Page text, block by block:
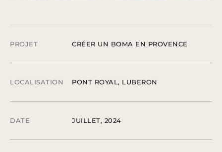
PROJET CRÉER UN BOMA EN PROVENCE
LOCALISATION PONT ROYAL, LUBERON
DATE JUILLET, 2024